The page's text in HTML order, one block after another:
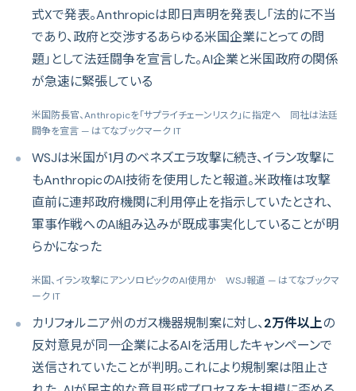
式Xで発表。Anthropicは即日声明を発表し「法的に不当
であり、政府と交渉するあらゆる米国企業にとっての問
題」として法廷闘争を宣言した。AI企業と米国政府の関係
が急速に緊張している
米国防長官、Anthropicを「サプライチェーンリスク」に指定へ 同社は法廷
闘争を宣言 — はてなブックマーク IT
WSJは米国が1月のベネズエラ攻撃に続き、イラン攻撃に
もAnthropicのAI技術を使用したと報道。米政権は攻撃
直前に連邦政府機関に利用停止を指示していたとされ、
軍事作戦へのAI組み込みが既成事実化していることが明
らかになった
米国、イラン攻撃にアンソロピックのAI使用か WSJ報道 — はてなブックマ
ーク IT
カリフォルニア州のガス機器規制案に対し、2万件以上の
反対意見が同一企業によるAIを活用したキャンペーンで
送信されていたことが判明。これにより規制案は阻止さ